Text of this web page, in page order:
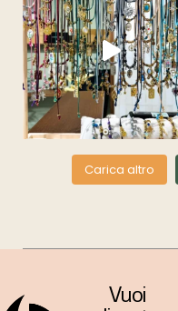
Carica altro
Vuoi